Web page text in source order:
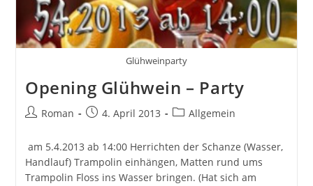
Glühweinparty
Opening Glühwein – Party
Beitrags-
Roman
Beitrag4. April 2013
Beitrags-
Allgemein
am 5.4.2013 ab 14:00 Herrichten der Schanze (Wasser,
Handlauf) Trampolin einhängen, Matten rund ums
Trampolin Floss ins Wasser bringen. (Hat sich am